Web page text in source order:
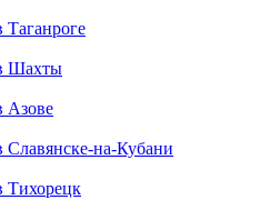
Таганроге
Шахты
Азове
Славянске-на-Кубани
Тихорецк